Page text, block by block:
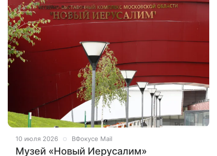
10 июля 2026 ВФокусе Mail
Музей «Новый Иерусалим»